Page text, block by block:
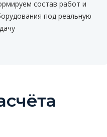
состав работ и
под реальную